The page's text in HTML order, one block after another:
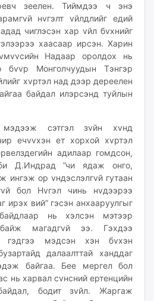
зеелен. Тиймдээ ч энэ
нvгэлт vйлдлийг едий
чиглэсэн хар vйл бvхнийг
хаасаар ирсэн. Харин
Надаар оролдох нь
бvvр Монголчуудын Тэнгэр
хvртэл над дээр дереелен
байдал илэрсэнд туйлын
мэдээж сэтгэл зvйн хvнд
ечvvхэн ет хорхой хvртэл
адилаар гомдсон,
би Д.Индрад ”чи ядаж онго,
ингэж ор vндэслэлгvй гутаан
бол Нvгэл чинь нvдээрээ
ирэх вий” гэсэн анхааруулгыг
нь хэлсэн мэтээр
магадгvй ээ. Гэхдээ
гэдгээ мэдсэн хэн бvхэн
далаалттай ханддаг
байгаа. Бее мергел бол
нь харвал cvнсний ертенцийн
бодит зvйл. Жаргаж